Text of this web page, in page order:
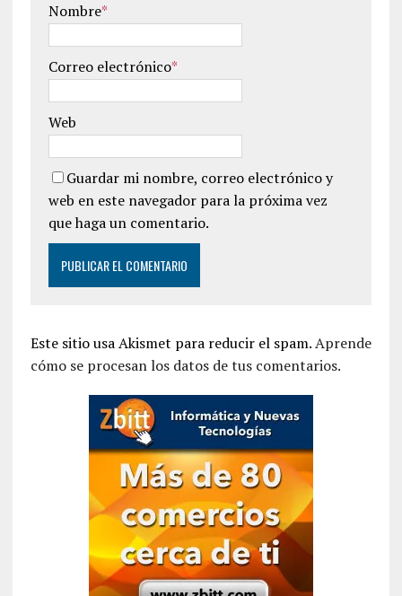
Nombre*
Correo electrónico*
Web
Guardar mi nombre, correo electrónico y
web en este navegador para la próxima vez
que haga un comentario.
Este sitio usa Akismet para reducir el spam.Aprende
cómo se procesan los datos de tus comentarios.